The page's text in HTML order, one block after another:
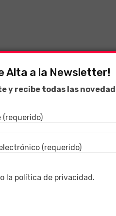
Alta a la Newsletter!
y recibe todas las
(requerido)
(requerido)
la política de privacidad.